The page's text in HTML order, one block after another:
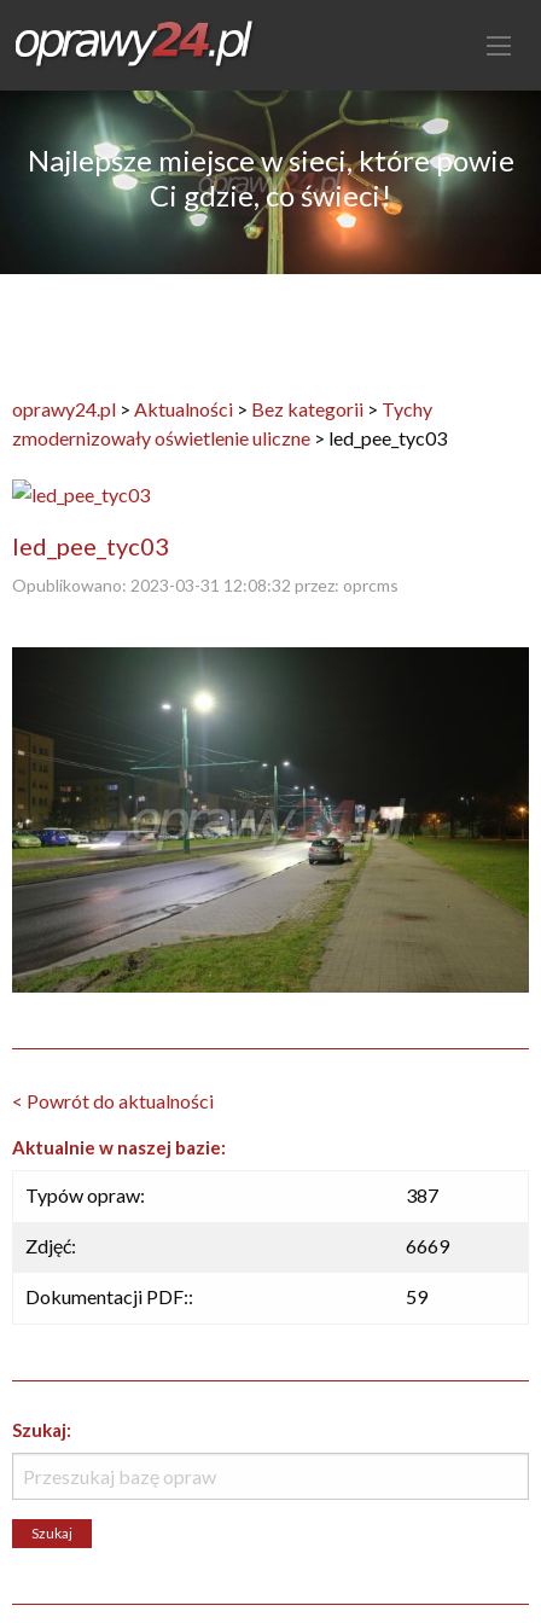
Najlepsze miejsce w sieci, które powie
Ci gdzie, co świeci!
oprawy24.pl > Aktualności > Bez kategorii > Tychy
zmodernizowały oświetlenie uliczne > led_pee_tyc03
led_pee_tyc03
Opublikowano: 2023-03-31 12:08:32 przez: oprcms
< Powrót do aktualności
Aktualnie w naszej bazie:
Typów opraw: 387
Zdjęć: 6669
Dokumentacji PDF:: 59
Szukaj: